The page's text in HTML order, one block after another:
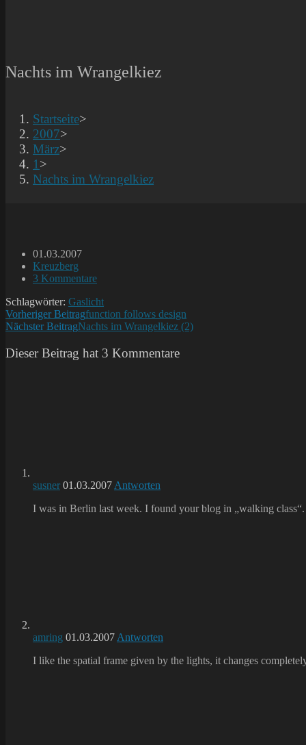
Nachts im Wrangelkiez
Startseite>
2007>
März>
1 >
Nachts im Wrangelkiez
Beitrag
veröffentlicht:
01.03.2007
Beitrags-
Kategorie:
Kreuzberg
Beitrags-
3 Kommentare
Schlagwörter: Gaslicht
Weitere
Artikel
ansehen
Vorheriger Beitragfunction follows design
Nächster BeitragNachts im Wrangelkiez (2)
Dieser Beitrag hat 3 Kommentare
susner 01.03.2007 Antworten
I was in Berlin last week. I found your blog in „walking
amring 01.03.2007 Antworten
I like the spatial frame given by the lights, it changes